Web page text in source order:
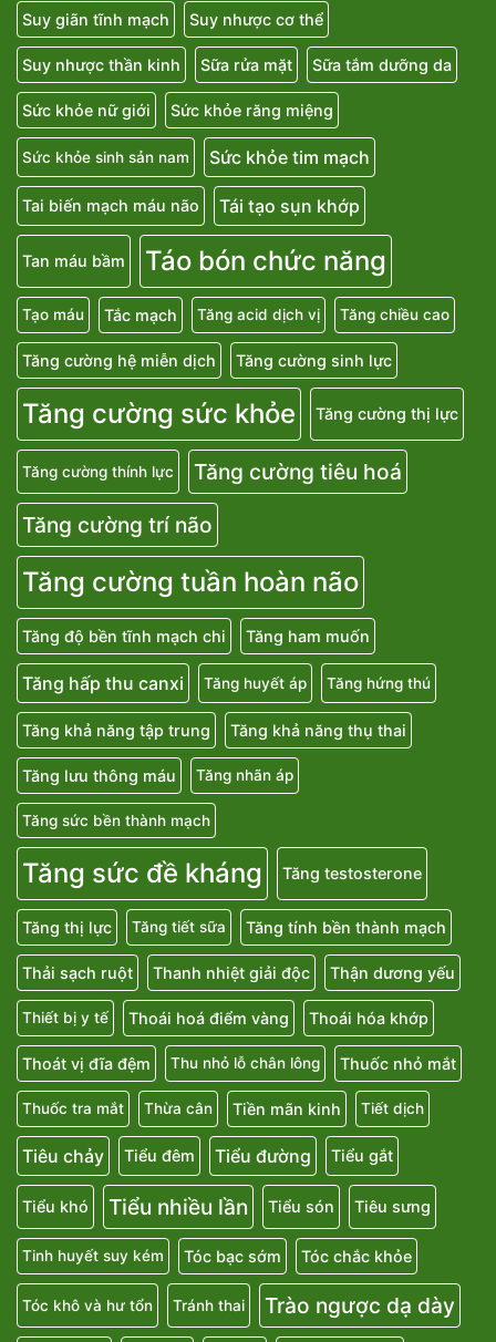
Suy giãn tĩnh mạch Suy nhược cơ thể
Suy nhược thần kinh Sữa rửa mặt Sữa tắm dưỡng da
Sức khỏe nữ giới Sức khỏe răng miệng
Sức khỏe sinh sản nam Sức khỏe tim mạch
Tai biến mạch máu não Tái tạo sụn khớp
Tan máu bầm Táo bón chức năng
Tạo máu Tắc mạch Tăng acid dịch vị Tăng chiều cao
Tăng cường hệ miễn dịch Tăng cường sinh lực
Tăng cường sức khỏe Tăng cường thị lực
Tăng cường thính lực
Tăng cường tiêu hoá
Tăng cường trí não
Tăng cường tuần hoàn não
Tăng độ bền tĩnh mạch chi Tăng ham muốn
Tăng hấp thu canxi Tăng huyết áp Tăng hứng thú
Tăng khả năng tập trung Tăng khả năng thụ thai
Tăng lưu thông máu Tăng nhãn áp
Tăng sức bền thành mạch
Tăng sức đề kháng Tăng testosterone
Tăng thị lực Tăng tiết sữa Tăng tính bền thành mạch
Thải sạch ruột Thanh nhiệt giải độc Thận dương yếu
Thiết bị y tế Thoái hoá điểm vàng Thoái hóa khớp
Thoát vị đĩa đệm Thu nhỏ lỗ chân lông Thuốc nhỏ mắt
Thuốc tra mắt Thừa cân Tiền mãn kinh Tiết dịch
Tiêu chảy Tiểu đêm Tiểu đường Tiểu gắt
Tiểu khó Tiểu nhiều lần Tiểu són Tiêu sưng
Tinh huyết suy kém Tóc bạc sớm Tóc chắc khỏe
Tóc khô và hư tổn Tránh thai Trào ngược dạ dày